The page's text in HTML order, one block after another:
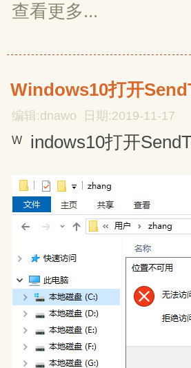
查看更多...
Windows10打开
编辑:dnawo 日期:2019-11-17
W indows10打开